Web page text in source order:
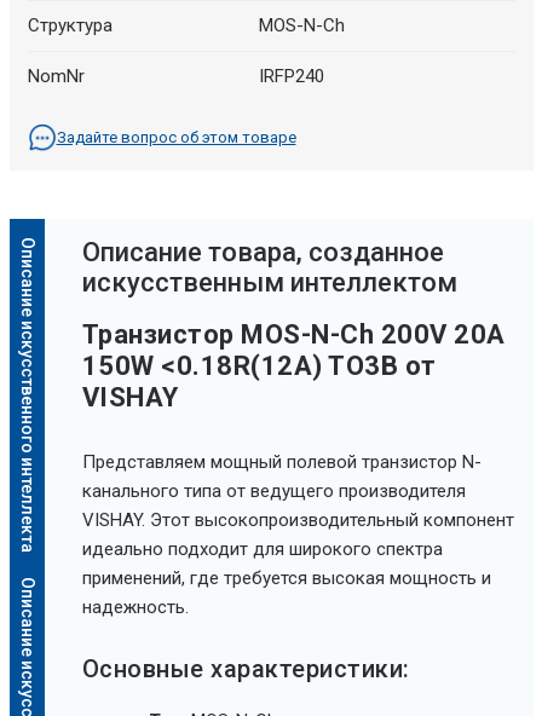
Структура MOS-N-Ch
NomNr IRFP240
Задайте вопрос об этом товаре
Описание искусственного интеллекта
Oписание товара, созданное
искусственным интеллектом
Транзистор MOS-N-Ch 200V 20A
150W <0.18R(12A) TO3B от
VISHAY
Представляем мощный полевой транзистор N-
канального типа от ведущего производителя
VISHAY. Этот высокопроизводительный компонент
идеально подходит для широкого спектра
применений, где требуется высокая мощность и
надежность.
Основные характеристики: